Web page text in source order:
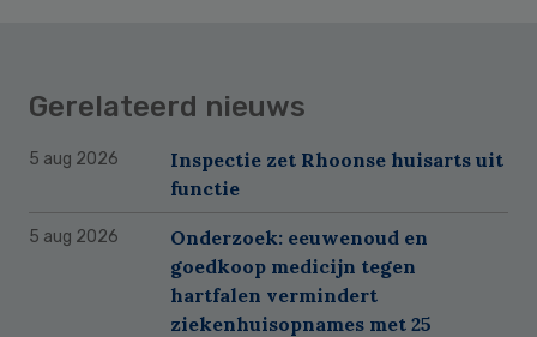
Gerelateerd nieuws
5 aug 2026
Inspectie zet Rhoonse huisarts uit
functie
5 aug 2026
Onderzoek: eeuwenoud en
goedkoop medicijn tegen
hartfalen vermindert
ziekenhuisopnames met 25